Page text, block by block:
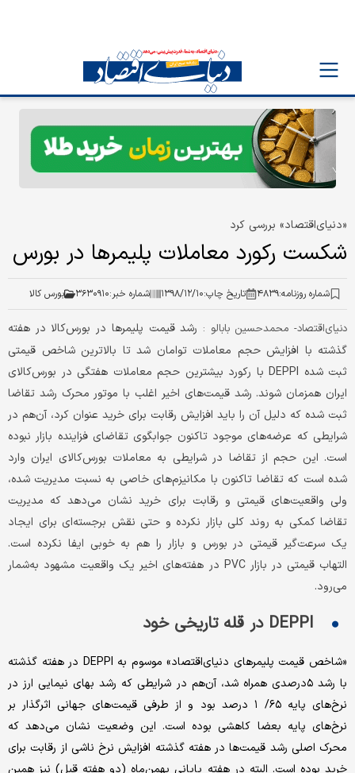
«دنیای‌اقتصاد» بررسی کرد
شکست رکورد معاملات پلیمرها در بورس
شماره روزنامه:۴۸۳۹ تاریخ چاپ:۱۳۹۸/۱۲/۱۰ شماره خبر:۳۶۳۰۹۱۰ بورس کالا
دنیای‌اقتصاد- محمدحسین بابالو : رشد قیمت پلیمرها در بورس‌کالا در هفته
گذشته با افزایش حجم معاملات توامان شد تا بالاترین شاخص قیمتی
ثبت شده DEPPI با رکورد بیشترین حجم معاملات هفتگی در بورس‌کالای
ایران همزمان شوند. رشد قیمت‌های اخیر اغلب با موتور محرک رشد تقاضا
ثبت شده که دلیل آن را باید افزایش رقابت برای خرید عنوان کرد، آن‌هم در
شرایطی که عرضه‌های موجود تاکنون جوابگوی تقاضای فزاینده بازار نبوده
است. این حجم از تقاضا در شرایطی به معاملات بورس‌کالای ایران وارد
شده است که تقاضا تاکنون با مکانیزم‌های خاصی به نسبت مدیریت شده،
ولی واقعیت‌های قیمتی و رقابت برای خرید نشان می‌‌دهد که مدیریت
تقاضا کمکی به روند کلی بازار نکرده و حتی نقش برجسته‌ای برای ایجاد
یک سرعت‌گیر قیمتی در بورس و بازار را هم به خوبی ایفا نکرده است.
التهاب قیمتی در بازار PVC در هفته‌های اخیر یک واقعیت مشهود به‌شمار
می‌رود.
«شاخص قیمت پلیمرهای دنیای‌اقتصاد» موسوم به DEPPI در هفته گذشته
با رشد ۵درصدی همراه شد، آن‌هم در شرایطی که رشد بهای نیمایی ارز در
نرخ‌های پایه ۶۵/ ۱ درصد بود و از طرفی قیمت‌های جهانی اثرگذار بر
نرخ‌های پایه بعضا کاهشی بوده است. این وضعیت نشان می‌دهد که
محرک اصلی رشد قیمت‌ها در هفته گذشته افزایش نرخ ناشی از رقابت برای
خرید بوده است. البته در هفته پایانی بهمن‌ماه (دو هفته قبل) نیز همین